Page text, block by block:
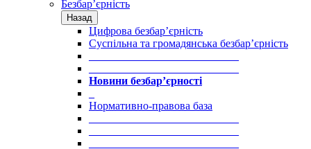
Безбар’єрність
Назад
Цифрова безбар’єрність
Суспільна та громадянська безбар’єрність
Новини безбар’єрності
Нормативно-правова база